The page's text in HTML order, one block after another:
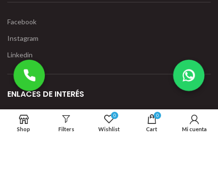
Facebook
Instagram
Linkedin
ENLACES DE INTERÉS
Política de Privacidad
Shop Filters
0
Wishlist
0
Cart Mi cuenta